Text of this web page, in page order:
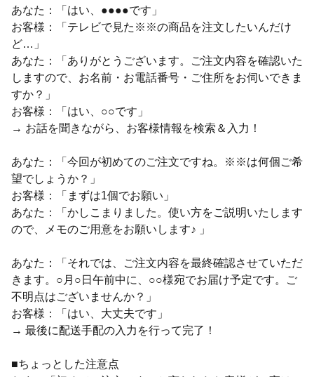
あなた：「はい、●●●●です」
お客様：「テレビで見た※※の商品を注文したいんだけ
ど…」
あなた：「ありがとうございます。ご注文内容を確認いた
しますので、お名前・お電話番号・ご住所をお伺いできま
すか？」
お客様：「はい、○○です」
→ お話を聞きながら、お客様情報を検索＆入力！
あなた：「今回が初めてのご注文ですね。※※は何個ご希
望でしょうか？」
お客様：「まずは1個でお願い」
あなた：「かしこまりました。使い方をご説明いたします
ので、メモのご用意をお願いします♪ 」
あなた：「それでは、ご注文内容を最終確認させていただ
きます。○月○日午前中に、○○様宛でお届け予定です。ご
不明点はございませんか？」
お客様：「はい、大丈夫です」
→ 最後に配送手配の入力を行って完了！
■ちょっとした注意点